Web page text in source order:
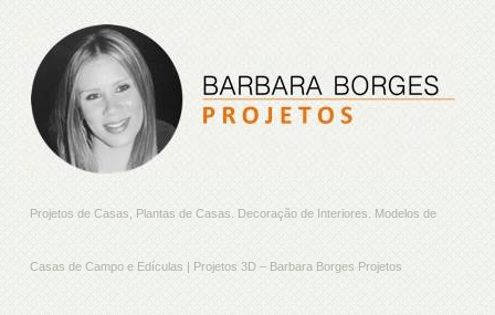
Projetos de Casas, Plantas de Casas. Decoração de Interiores. Modelos de
Casas de Campo e Edículas | Projetos 3D – Barbara Borges Projetos